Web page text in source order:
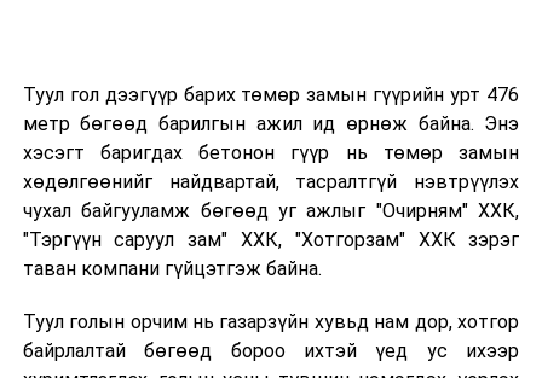
Туул гол дээгүүр барих төмөр замын гүүрийн урт 476
метр бөгөөд барилгын ажил ид өрнөж байна. Энэ
хэсэгт баригдах бетонон гүүр нь төмөр замын
хөдөлгөөнийг найдвартай, тасралтгүй нэвтрүүлэх
чухал байгууламж бөгөөд уг ажлыг "Очирням" ХХК,
"Тэргүүн саруул зам" ХХК, "Хотгорзам" ХХК зэрэг
таван компани гүйцэтгэж байна.
Туул голын орчим нь газарзүйн хувьд нам дор, хотгор
байрлалтай бөгөөд бороо ихтэй үед ус ихээр